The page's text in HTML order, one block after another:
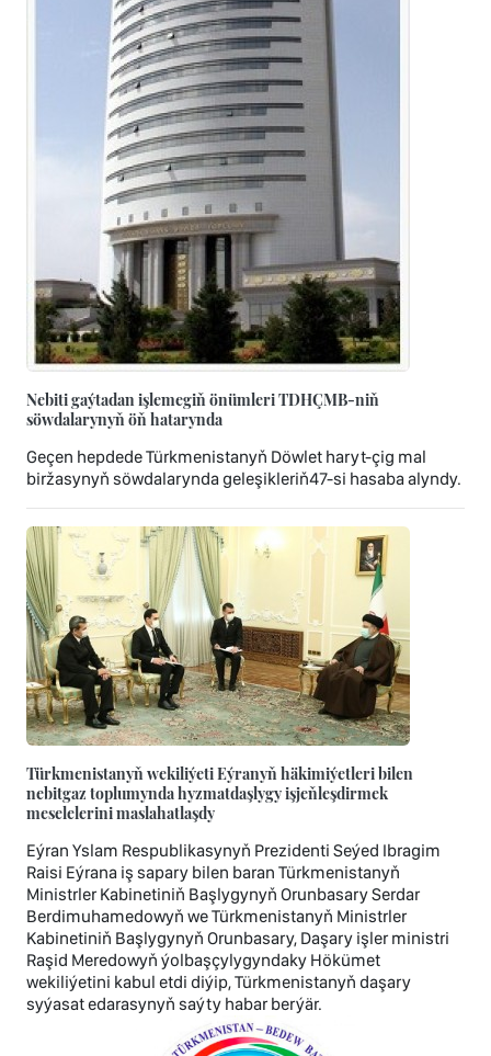
Nebiti gaýtadan işlemegiň önümleri TDHÇMB-niň
söwdalarynyň öň hatarynda
Geçen hepdede Türkmenistanyň Döwlet haryt-çig mal
biržasynyň söwdalarynda geleşikleriň47-si hasaba alyndy.
Türkmenistanyň wekiliýeti Eýranyň häkimiýetleri bilen
nebitgaz toplumynda hyzmatdaşlygy işjeňleşdirmek
meselelerini maslahatlaşdy
Eýran Yslam Respublikasynyň Prezidenti Seýed Ibragim
Raisi Eýrana iş sapary bilen baran Türkmenistanyň
Ministrler Kabinetiniň Başlygynyň Orunbasary Serdar
Berdimuhamedowyň we Türkmenistanyň Ministrler
Kabinetiniň Başlygynyň Orunbasary, Daşary işler ministri
Raşid Meredowyň ýolbaşçylygyndaky Hökümet
wekiliýetini kabul etdi diýip, Türkmenistanyň daşary
syýasat edarasynyň saýty habar berýär.